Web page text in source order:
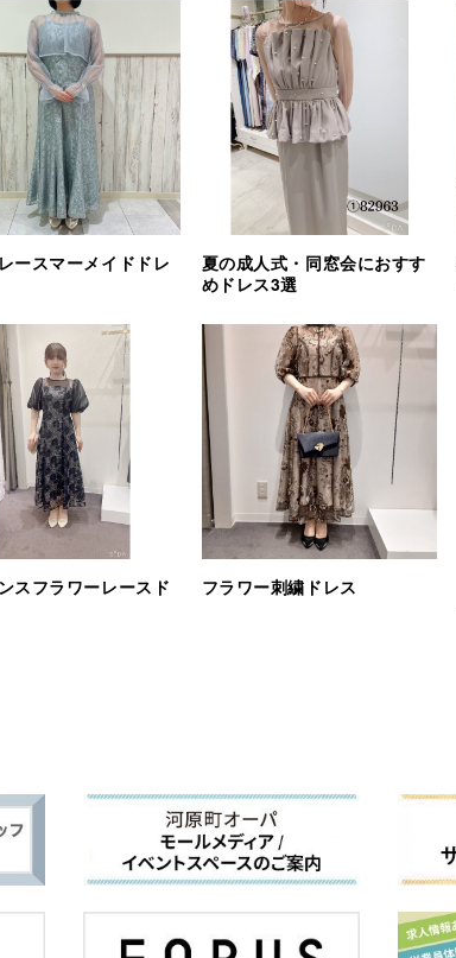
ースマーメイドドレ
夏の成人式・同窓会におすす
めドレス3選
スフラワーレースド
フラワー刺繍ドレス